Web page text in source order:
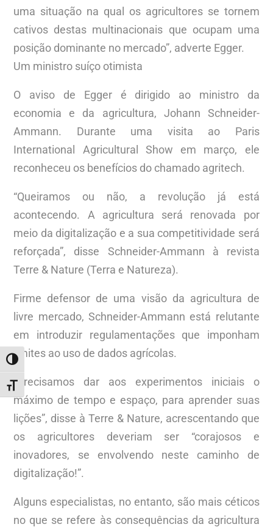
ALTERNAR ALTO CONTRASTE
ALTERNAR TAMANHO DA FONTE
uma situação na qual os agricultores se tornem
cativos destas multinacionais que ocupam uma
posição dominante no mercado”, adverte Egger.
Um ministro suíço otimista
O aviso de Egger é dirigido ao ministro da
economia e da agricultura, Johann Schneider-
Ammann. Durante uma visita ao Paris
International Agricultural Show em março, ele
reconheceu os benefícios do chamado agritech.
“Queiramos ou não, a revolução já está
acontecendo. A agricultura será renovada por
meio da digitalização e a sua competitividade será
reforçada”, disse Schneider-Ammann à revista
Terre & Nature (Terra e Natureza).
Firme defensor de uma visão da agricultura de
livre mercado, Schneider-Ammann está relutante
em introduzir regulamentações que imponham
limites ao uso de dados agrícolas.
“Precisamos dar aos experimentos iniciais o
máximo de tempo e espaço, para aprender suas
lições”, disse à Terre & Nature, acrescentando que
os agricultores deveriam ser “corajosos e
inovadores, se envolvendo neste caminho de
digitalização!”.
Alguns especialistas, no entanto, são mais céticos
no que se refere às consequências da agricultura